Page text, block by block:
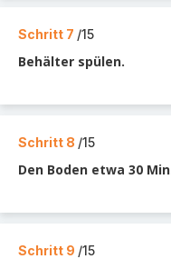
Schritt 7 /15
Behälter spülen.
Schritt 8 /15
Den Boden etwa 30
Schritt 9 /15